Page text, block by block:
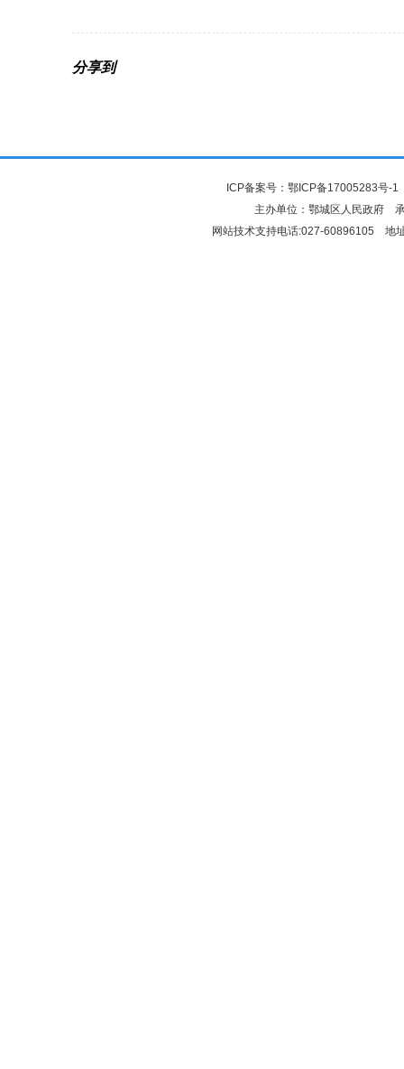
分享到
ICP备案号： 鄂ICP备17005283号-1
主办单位：鄂城区人民政府
网站技术支持电话:027-60896105 地